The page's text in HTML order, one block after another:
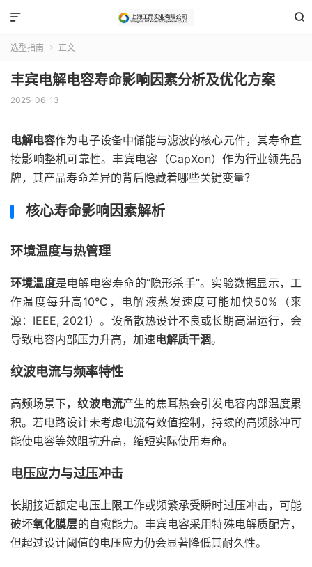


选型指南  正文
丰宾电解电容寿命影响因素分析及优化方案
2025-06-13
电解电容作为电子设备中储能与滤波的核心元件，其寿命直
接影响整机可靠性。丰宾电容（CapXon）作为行业领先品
牌，其产品寿命差异的背后隐藏着哪些关键变量？
核心寿命影响因素解析
环境温度与热管理
环境温度是电解电容寿命的“隐形杀手”。实验数据显示，工
作温度每升高10°C，电解液蒸发速度可能加快50%（来
源：IEEE, 2021）。设备散热设计不良或长期高温运行，会
导致电容内部压力升高，加速电解质干涸。
纹波电流与频率特性
高频场景下，纹波电流产生的焦耳热会引发电容内部温度累
积。若电路设计未考虑电流有效值控制，持续的高频脉冲可
能使电容等效阻抗升高，缩短实际使用寿命。
电压应力与过压冲击
长期接近额定电压上限工作或频繁承受瞬时过压冲击，可能
破坏氧化膜层的自愈能力。丰宾电容采用特殊电解质配方，
但超过设计阈值的电压应力仍会显著降低其耐久性。